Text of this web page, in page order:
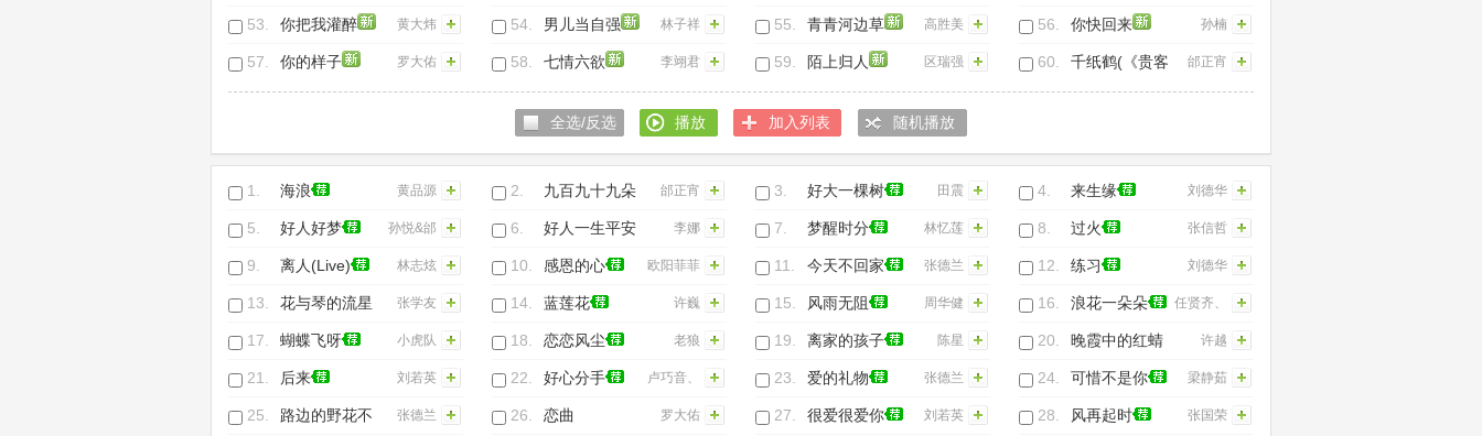
了你的心
无所有(国语)
53. 你把我灌醉 黄大炜 54. 男儿当自强 林子祥 55. 青青河边草 高胜美 56. 你快回来 孙楠
57. 你的样子 罗大佑 58. 七情六欲 李翊君 59. 陌上归人 区瑞强 60.
千纸鹤(《贵客
临门》电视主
邰正宵
全选/反选 播放 加入列表 随机播放
1. 海浪 黄品源 2.
九百九十九朵
玫瑰
邰正宵 3. 好大一棵树 田震 4. 来生缘 刘德华
5. 好人好梦
孙悦&邰
正宵
6. 好人一生平安 李娜 7. 梦醒时分 林忆莲 8. 过火 张信哲
9. 离人(Live) 林志炫 10. 感恩的心 欧阳菲菲 11. 今天不回家 张德兰 12. 练习 刘德华
13. 花与琴的流星 张学友 14. 蓝莲花 许巍 15. 风雨无阻 周华健 16. 浪花一朵朵
任贤齐、
光良、阿
17. 蝴蝶飞呀 小虎队 18. 恋恋风尘 老狼 19. 离家的孩子 陈星 20.
晚霞中的红蜻
蜓
许越
21. 后来 刘若英 22. 好心分手
卢巧音、
王力宏
23. 爱的礼物 张德兰 24. 可惜不是你 梁静茹
25.
路边的野花不
张德兰 26.
恋曲
罗大佑 27. 很爱很爱你 刘若英 28. 风再起时 张国荣